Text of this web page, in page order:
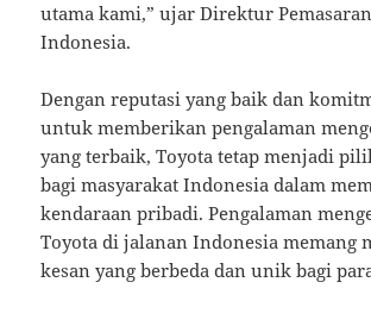
utama kami,” ujar Direktur
Indonesia.
Dengan reputasi yang baik dan
untuk memberikan pengalaman
yang terbaik, Toyota tetap menjadi
bagi masyarakat Indonesia dalam
kendaraan pribadi. Pengalaman
Toyota di jalanan Indonesia memang
kesan yang berbeda dan unik bagi